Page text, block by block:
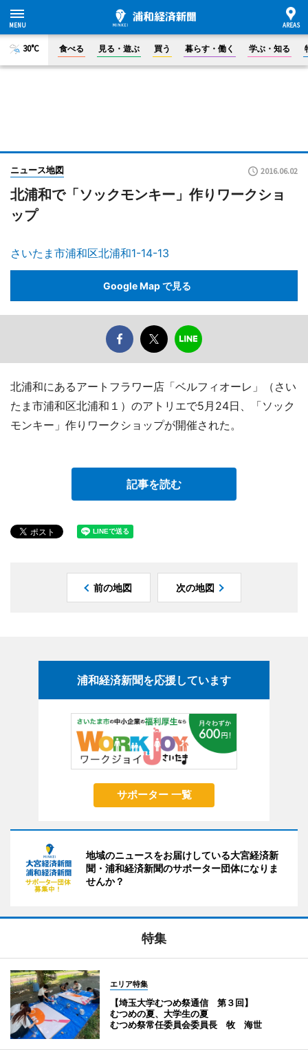
30°C 食べる 見る・遊ぶ 買う 暮らす・働く 学ぶ・知る
ニュース地図 2016.06.02
北浦和で「ソックモンキー」作りワークショ
ップ
さいたま市浦和区北浦和1-14-13
Google Map で見る
北浦和にあるアートフラワー店「ベルフィオーレ」（さい
たま市浦和区北浦和１）のアトリエで5月24日、「ソック
モンキー」作りワークショップが開催された。
記事を読む
前の地図 次の地図
浦和経済新聞を応援しています
サポーター 一覧
地域のニュースをお届けしている大宮経済新
聞・浦和経済新聞のサポーター団体になりま
せんか？
特集
エリア特集
【埼玉大学むつめ祭通信 第３回】
むつめの夏、大学生の夏
むつめ祭常任委員会委員長 牧 海世